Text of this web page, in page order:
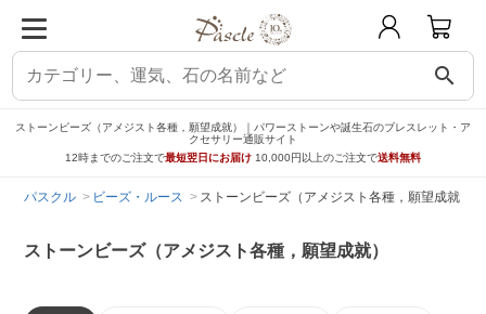
search
ストーンビーズ（アメジスト各種，願望成就）｜パワーストーンや誕生石のブレスレット・ア
クセサリー通販サイト
12時までのご注文で最短翌日にお届け 10,000円以上のご注文で送料無料
パスクル ビーズ・ルース ストーンビーズ（アメジスト各種，願望成就）
ストーンビーズ（アメジスト各種，願望成就）